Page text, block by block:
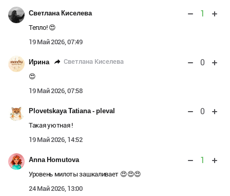
Светлана Киселева 1
Тепло! 😍
19 Май 2026, 07:49
Ирина Светлана Киселева 0
😍
19 Май 2026, 07:58
Plovetskaya Tatiana - pleval 0
Такая уютная !
19 Май 2026, 14:52
Anna Homutova 1
Уровень милоты зашкаливает 😍😍😍
24 Май 2026, 13:00